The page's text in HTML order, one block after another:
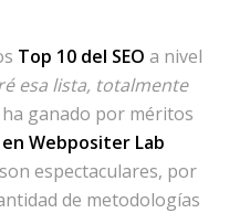
Top 10 del SEO a nivel
esa lista, totalmente
ganado por méritos
Webpositer Lab
espectaculares, por
de metodologías